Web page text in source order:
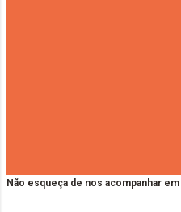
Não esqueça de nos acompanhar